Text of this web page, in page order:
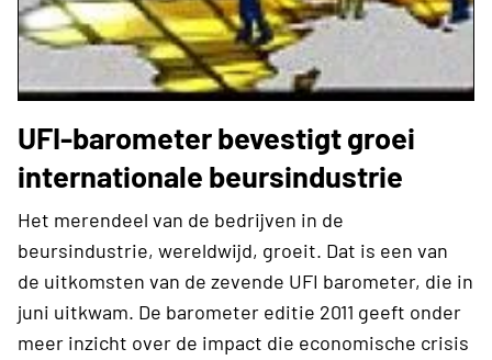
UFI-barometer bevestigt groei
internationale beursindustrie
Het merendeel van de bedrijven in de
beursindustrie, wereldwijd, groeit. Dat is een van
de uitkomsten van de zevende UFI barometer, die in
juni uitkwam. De barometer editie 2011 geeft onder
meer inzicht over de impact die economische crisis